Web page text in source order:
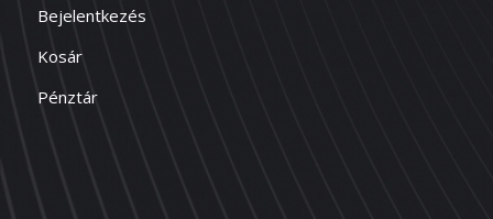
Bejelentkezés
Kosár
Pénztár